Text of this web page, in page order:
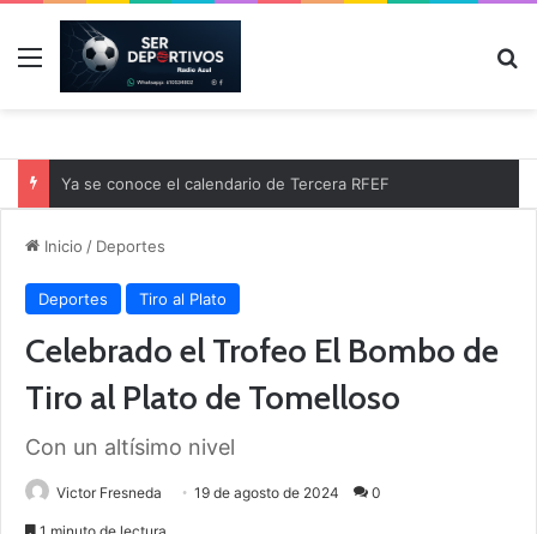
Menú
Ya se conoce el calendario de Tercera RFEF
Inicio / Deportes
Deportes Tiro al Plato
Celebrado el Trofeo El Bombo de
Tiro al Plato de Tomelloso
Con un altísimo nivel
Victor Fresneda 19 de agosto de 2024 0